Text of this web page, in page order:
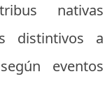
nativas
distintivos a
eventos